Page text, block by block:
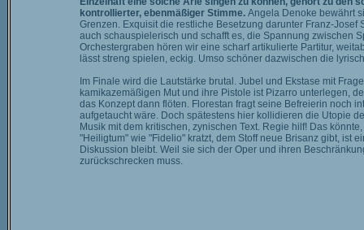
kontrollierter, ebenmäßiger Stimme. Angela Denoke bewährt
Grenzen. Exquisit die restliche Besetzung darunter Franz-
auch schauspielerisch und schafft es, die Spannung zwischen
Orchestergraben hören wir eine scharf artikulierte Partitur,
lässt streng spielen, eckig. Umso schöner dazwischen die
Im Finale wird die Lautstärke brutal. Jubel und Ekstase mit
kamikazemäßigen Mut und ihre Pistole ist Pizarro unterlegen,
das Konzept dann flöten. Florestan fragt seine Befreierin noch
aufgetaucht wäre. Doch spätestens hier kollidieren die Utopie
Musik mit dem kritischen, zynischen Text. Regie hilf! Das
"Heiligtum" wie "Fidelio" kratzt, dem Stoff neue Brisanz gibt, ist
Diskussion bleibt. Weil sie sich der Oper und ihren
zurückschrecken muss.